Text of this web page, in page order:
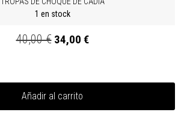
1 en stock
40,00 € 34,00 €
Añadir al carrito